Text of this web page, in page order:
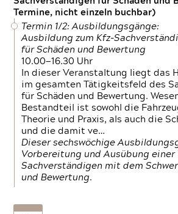
Termine, nicht einzeln buchbar)
Termin 1/2: Ausbildungsgänge:
Ausbildung zum Kfz-
für Schäden und Bewertung
10.00—16.30 Uhr
In dieser Veranstaltung liegt das
im gesamten Tätigkeitsfeld des
für Schäden und Bewertung.
Bestandteil ist sowohl die
Theorie und Praxis, als auch die
und die damit ve…
Dieser sechswöchige
Vorbereitung und Ausübung einer
Sachverständigen mit dem
und Bewertung.